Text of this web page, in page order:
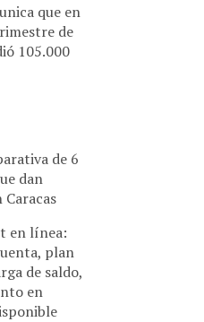
que en
de
105.000
de 6
dan
en línea:
plan
de saldo,
en